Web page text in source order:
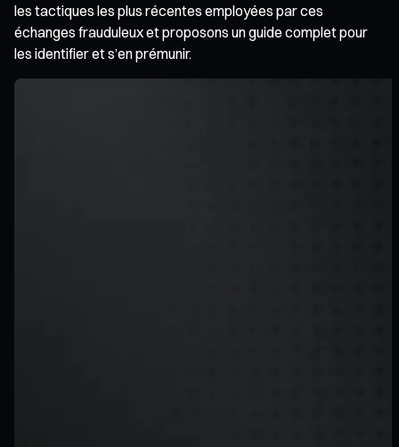
les tactiques les plus récentes employées par ces
échanges frauduleux et proposons un guide complet pour
les identifier et s’en prémunir.